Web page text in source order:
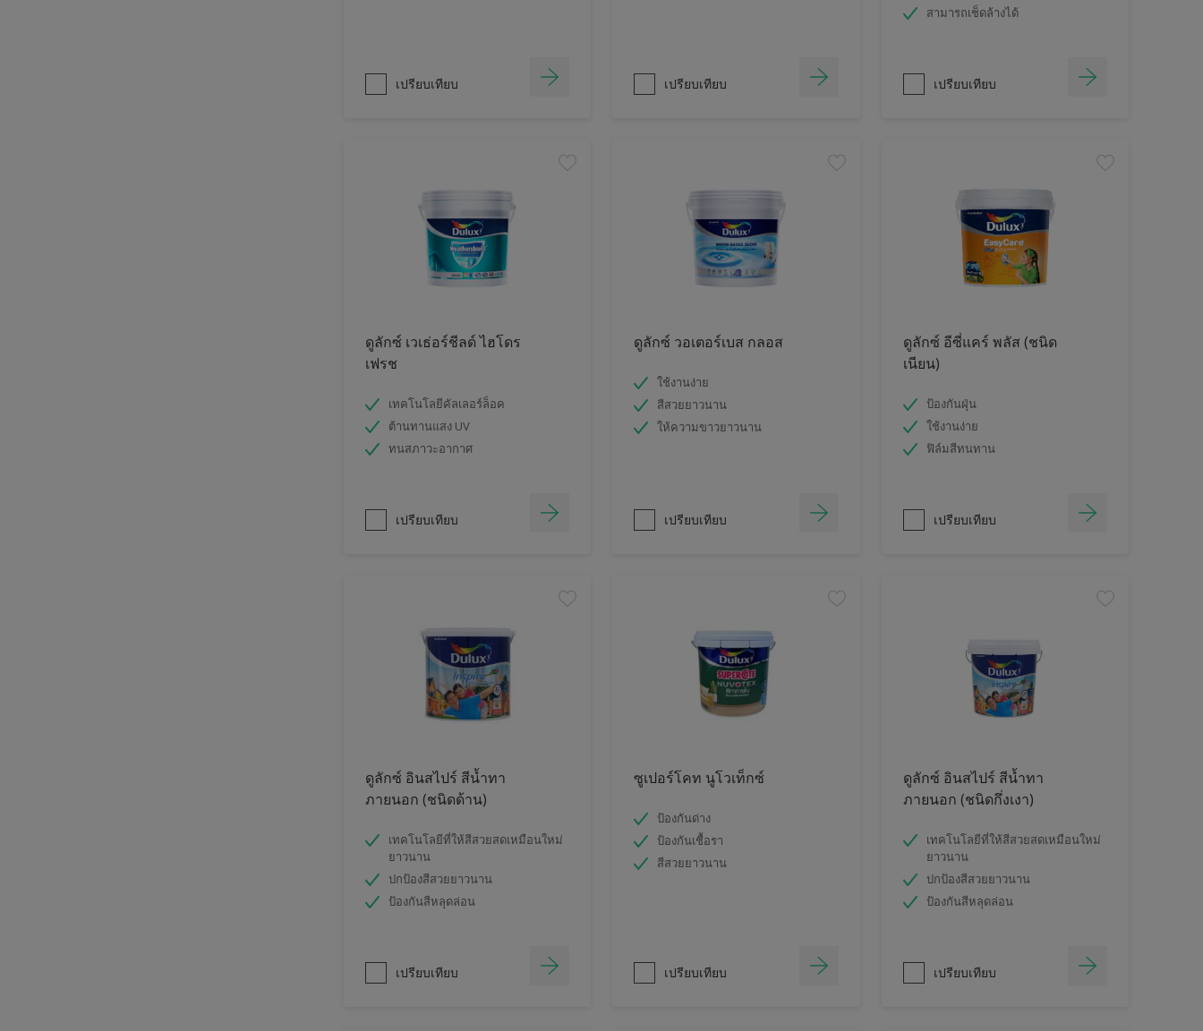
เปรียบเทียบ เปรียบเทียบ
สามารถเช็ดล้างได้
เปรียบเทียบ
ดูลักซ์ เวเธ่อร์ชีลด์ ไฮโดร
เฟรช
เทคโนโลยีคัลเลอร์ล็อค
ต้านทานแสง UV
ทนสภาวะอากาศ
เปรียบเทียบ
ดูลักซ์ วอเตอร์เบส กลอส
ใช้งานง่าย
สีสวยยาวนาน
ให้ความขาวยาวนาน
เปรียบเทียบ
ดูลักซ์ อีซี่แคร์ พลัส (ชนิด
เนียน)
ป้องกันฝุ่น
ใช้งานง่าย
ฟิล์มสีทนทาน
เปรียบเทียบ
ดูลักซ์ อินสไปร์ สีน้ำทา
ภายนอก (ชนิดด้าน)
เทคโนโลยีที่ให้สีสวยสดเหมือนใหม่
ยาวนาน
ปกป้องสีสวยยาวนาน
ป้องกันสีหลุดล่อน
เปรียบเทียบ
ซูเปอร์โคท นูโวเท็กซ์
ป้องกันด่าง
ป้องกันเชื้อรา
สีสวยยาวนาน
เปรียบเทียบ
ดูลักซ์ อินสไปร์ สีน้ำทา
ภายนอก (ชนิดกึ่งเงา)
เทคโนโลยีที่ให้สีสวยสดเหมือนใหม่
ยาวนาน
ปกป้องสีสวยยาวนาน
ป้องกันสีหลุดล่อน
เปรียบเทียบ